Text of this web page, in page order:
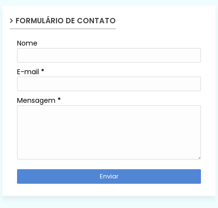
FORMULÁRIO DE CONTATO
Nome
E-mail *
Mensagem *